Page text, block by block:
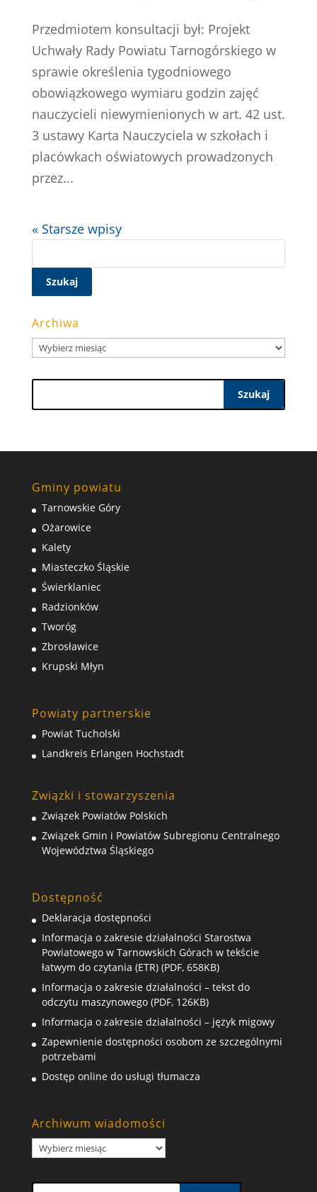
Przedmiotem konsultacji był: Projekt
Uchwały Rady Powiatu Tarnogórskiego w
sprawie określenia tygodniowego
obowiązkowego wymiaru godzin zajęć
nauczycieli niewymienionych w art. 42 ust.
3 ustawy Karta Nauczyciela w szkołach i
placówkach oświatowych prowadzonych
przez...
« Starsze wpisy
Szukaj:
Archiwa
Archiwa
Szukaj
Gminy powiatu
Tarnowskie Góry
Ożarowice
Kalety
Miasteczko Śląskie
Świerklaniec
Radzionków
Tworóg
Zbrosławice
Krupski Młyn
Powiaty partnerskie
Powiat Tucholski
Landkreis Erlangen Hochstadt
Związki i stowarzyszenia
Związek Powiatów Polskich
Związek Gmin i Powiatów Subregionu Centralnego
Województwa Śląskiego
Dostępność
Deklaracja dostępności
Informacja o zakresie działalności Starostwa
Powiatowego w Tarnowskich Górach w tekście
łatwym do czytania (ETR) (PDF, 658KB)
Informacja o zakresie działalności – tekst do
odczytu maszynowego (PDF, 126KB)
Informacja o zakresie działalności – język migowy
Zapewnienie dostępności osobom ze szczególnymi
potrzebami
Dostęp online do usługi tłumacza
Archiwum wiadomości
Archiwum